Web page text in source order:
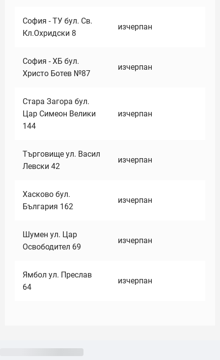
София - ТУ бул. Св.
Кл.Охридски 8
изчерпан
София - ХБ бул.
Христо Ботев №87
изчерпан
Стара Загора бул.
Цар Симеон Велики
144
изчерпан
Търговище ул. Васил
Левски 42
изчерпан
Хасково бул.
България 162
изчерпан
Шумен ул. Цар
Освободител 69
изчерпан
Ямбол ул. Преслав
64
изчерпан